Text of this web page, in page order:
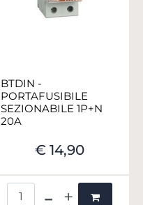
BTDIN -
PORTAFUSIBILE
SEZIONABILE 1P+N
20A
€ 14,90